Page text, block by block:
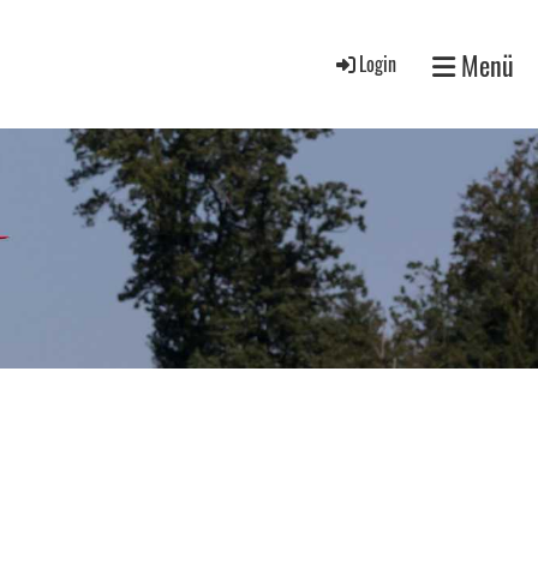
Login Menü